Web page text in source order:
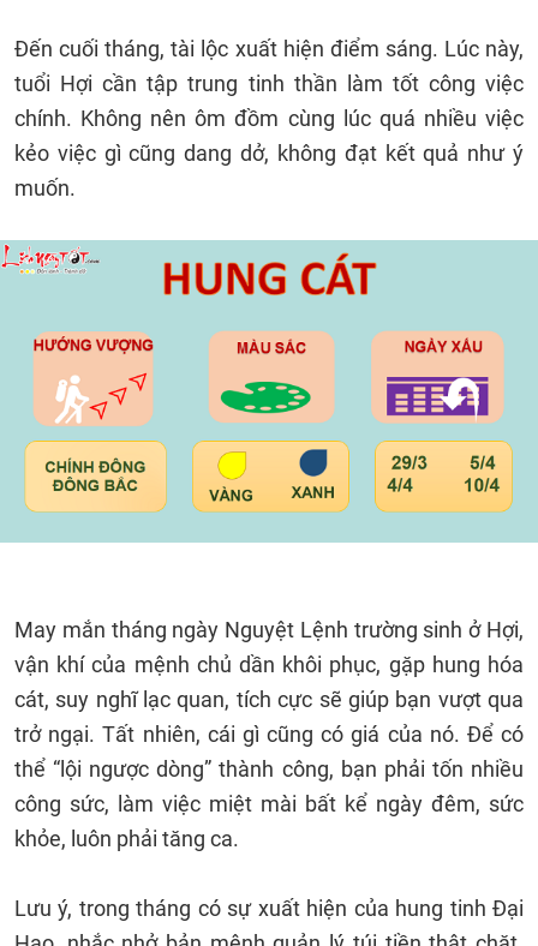
Đến cuối tháng, tài lộc xuất hiện điểm sáng. Lúc này,
tuổi Hợi cần tập trung tinh thần làm tốt công việc
chính. Không nên ôm đồm cùng lúc quá nhiều việc
kẻo việc gì cũng dang dở, không đạt kết quả như ý
muốn.
May mắn tháng ngày Nguyệt Lệnh trường sinh ở Hợi,
vận khí của mệnh chủ dần khôi phục, gặp hung hóa
cát, suy nghĩ lạc quan, tích cực sẽ giúp bạn vượt qua
trở ngại. Tất nhiên, cái gì cũng có giá của nó. Để có
thể “lội ngược dòng” thành công, bạn phải tốn nhiều
công sức, làm việc miệt mài bất kể ngày đêm, sức
khỏe, luôn phải tăng ca.
Lưu ý, trong tháng có sự xuất hiện của hung tinh Đại